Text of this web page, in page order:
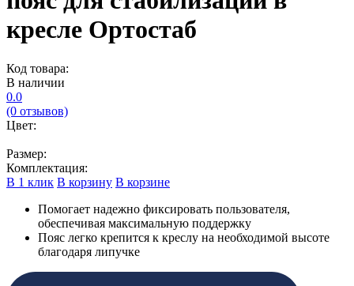
кресле Ортостаб
Код товара:
В наличии
0.0
(0 отзывов)
Цвет:
Размер:
Комплектация:
В 1 клик В корзину В корзине
Помогает надежно фиксировать пользователя,
обеспечивая максимальную поддержку
Пояс легко крепится к креслу на необходимой высоте
благодаря липучке